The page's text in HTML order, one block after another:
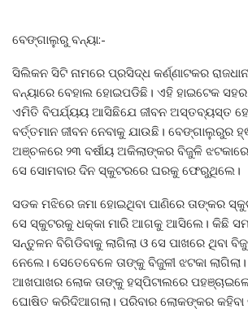
ବେଙ୍ଗାଲୁରୁ ବନ୍ୟା:-
ସିଲିକନ ସିଟି ନାମରେ ପ୍ରସିଦ୍ଧ କର୍ଣ୍ଣାଟକର
ବନ୍ୟାରେ ବେହାଲ ହୋଇପଡିଛି। ଏହି ହାଇଟେକ
ଏମିତି ବିପର୍ଯ୍ୟୟ ଆସିଛିଯେ ଜୀବନ ଅସ୍ତବ୍ୟସ୍ତ
ବର୍ତ୍ତମାନ ଜୀବନ ନେବାକୁ ଯାଉଛି। ବେଙ୍ଗାଲୁରୁର
ଅଞ୍ଚଳରେ ୨୩ ବର୍ଷୀୟ ଅକିଲାଙ୍କର ବିଜୁଳି
ସେ ସୋମବାର ଦିନ ସ୍କୁଟରରେ ଘରକୁ ଫେରୁଥିଲେ।
ସଡକ ମଝିରେ ଜମା ହୋଇଥିବା ପାଣିରେ ତାଙ୍କର
ସେ ସ୍କୁଟରକୁ ଧକ୍କା ମାରି ଆଗକୁ ଆସିଲେ। କିଛି
ସନ୍ତୁଳନ ବିଗିଡିବାକୁ ଲାଗିଲା ଓ ସେ ପାଖରେ ଥିବା
ନେଲେ। ସେତେବେଳେ ତାଙ୍କୁ ବିଜୁଳୀ ଝଟକା
ଆଖପାଖର ଲୋକ ତାଙ୍କୁ ହସ୍ପିଟାଲରେ
ଘୋଷିତ କରିଦିଆଗଲା। ପରିବାର ଲୋକଙ୍କର କହିବା